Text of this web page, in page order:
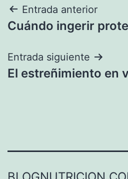
Navegación
de
entradas
Entrada anterior
Cuándo ingerir
Entrada siguiente
El estreñimiento en